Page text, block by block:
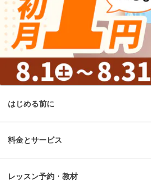
はじめる前に
料金とサービス
レッスン予約・教材